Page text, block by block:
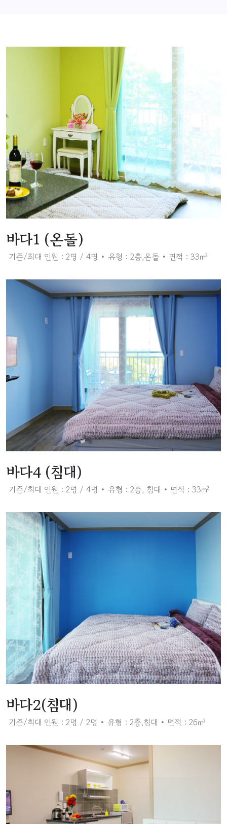
바다1 (온돌)
기준/최대 인원 : 2명 / 4명 유형 : 2층,온돌 면적 : 33㎡
바다4 (침대)
기준/최대 인원 : 2명 / 4명 유형 : 2층, 침대 면적 : 33㎡
바다2(침대)
기준/최대 인원 : 2명 / 2명 유형 : 2층,침대 면적 : 26㎡